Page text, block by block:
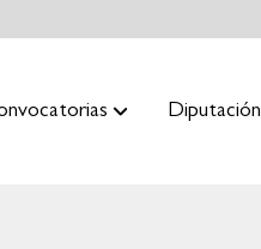
Diputación